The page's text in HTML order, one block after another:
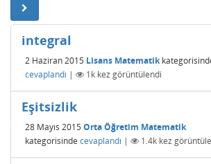
integral
2 Haziran 2015 Lisans Matematik
cevaplandı | 1k kez görüntülendi
Eşitsizlik
28 Mayıs 2015 Orta Öğretim Matematik
kategorisinde cevaplandı | 1.4k kez